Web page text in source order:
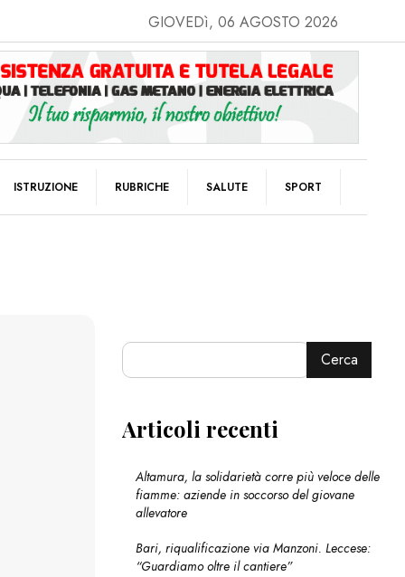
GIOVEDì, 06 AGOSTO 2026
ISTRUZIONE RUBRICHE SALUTE SPORT
Cerca
Articoli recenti
Altamura, la solidarietà corre più veloce delle
fiamme: aziende in soccorso del giovane
allevatore
Bari, riqualificazione via Manzoni. Leccese:
“Guardiamo oltre il cantiere”